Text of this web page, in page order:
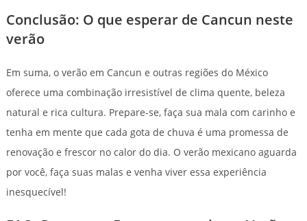
Conclusão: O que esperar de Cancun neste
verão
Em suma, o verão em Cancun e outras regiões do México
oferece uma combinação irresistível de clima quente, beleza
natural e rica cultura. Prepare-se, faça sua mala com carinho e
tenha em mente que cada gota de chuva é uma promessa de
renovação e frescor no calor do dia. O verão mexicano aguarda
por você, faça suas malas e venha viver essa experiência
inesquecível!